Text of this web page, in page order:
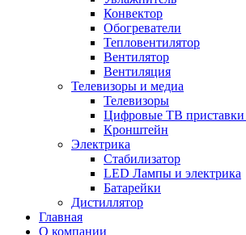
Конвектор
Обогреватели
Тепловентилятор
Вентилятор
Вентиляция
Телевизоры и медиа
Телевизоры
Цифровые ТВ
Кронштейн
Электрика
Стабилизатор
LED Лампы и электрика
Батарейки
Дистиллятор
Главная
О компании